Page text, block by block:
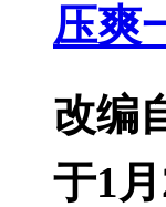
压爽
改编
于1